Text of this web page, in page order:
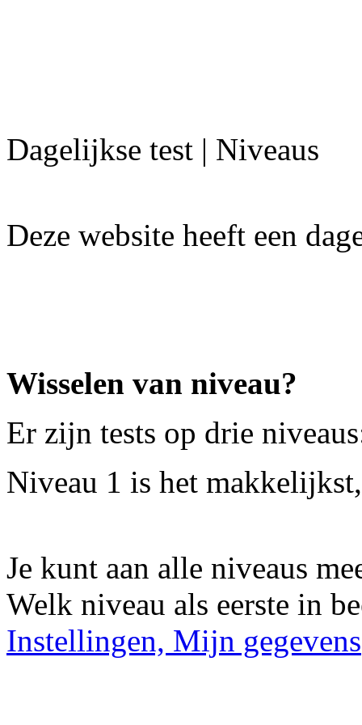
Dagelijkse test | Niveaus
Deze website heeft een
Wisselen van niveau?
Er zijn tests op drie
Niveau 1 is het
Je kunt aan alle niveaus
Welk niveau als eerste in
Instellingen, Mijn gegevens